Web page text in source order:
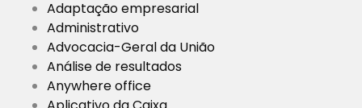
Adaptação empresarial
Administrativo
Advocacia-Geral da União
Análise de resultados
Anywhere office